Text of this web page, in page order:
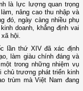
là lực lượng quan trọng
nâng cao thu nhập và
đó, ngày càng nhiều phụ
doanh, khẳng định vai
hội.
lần thứ XIV đã xác định
làm giàu chính đáng và
trong những nhiệm vụ
chủ trương phát triển kinh
trùm mà Việt Nam đang